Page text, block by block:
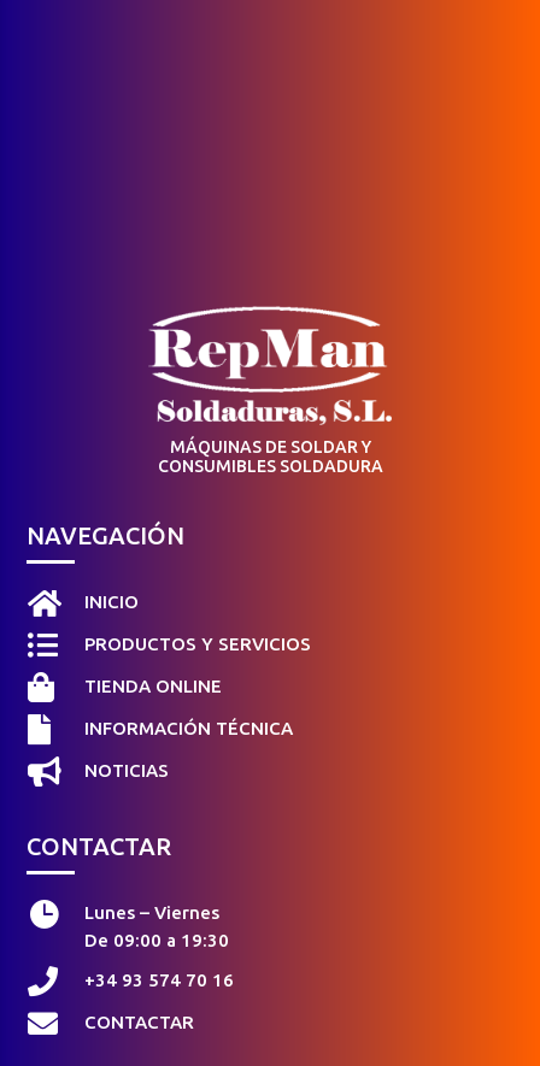
MÁQUINAS DE SOLDAR Y
CONSUMIBLES SOLDADURA
NAVEGACIÓN
 INICIO
 PRODUCTOS Y SERVICIOS
 TIENDA ONLINE
 INFORMACIÓN TÉCNICA
 NOTICIAS
CONTACTAR

Lunes – Viernes
De 09:00 a 19:30
 +34 93 574 70 16
 CONTACTAR